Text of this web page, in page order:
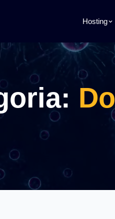
Hosting